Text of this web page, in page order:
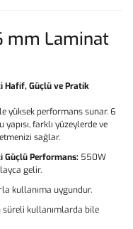
mm Laminat
Hafif, Güçlü ve Pratik
yüksek performans sunar. 6
farklı yüzeylerde ve
sağlar.
Güçlü Performans: 550W
gelir.
kullanıma uygundur.
süreli kullanımlarda bile